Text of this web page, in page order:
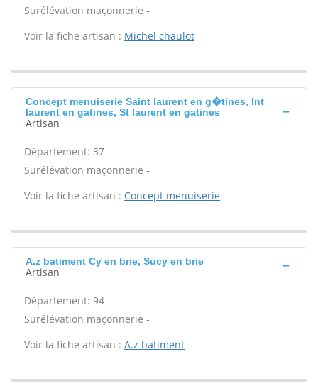
Surélévation maçonnerie -
Voir la fiche artisan : Michel chaulot
Concept menuiserie Saint laurent en g�tines, Int
laurent en gatines, St laurent en gatines
Artisan
Département: 37
Surélévation maçonnerie -
Voir la fiche artisan : Concept menuiserie
A.z batiment Cy en brie, Sucy en brie
Artisan
Département: 94
Surélévation maçonnerie -
Voir la fiche artisan : A.z batiment